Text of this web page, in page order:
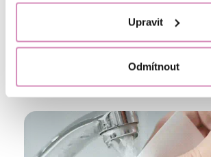
Upravit
Odmítnout